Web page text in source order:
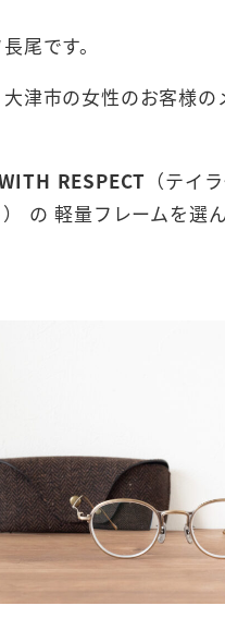
尾です。
津市の女性のお客様の
RESPECT （テイ
の 軽量フレームを選